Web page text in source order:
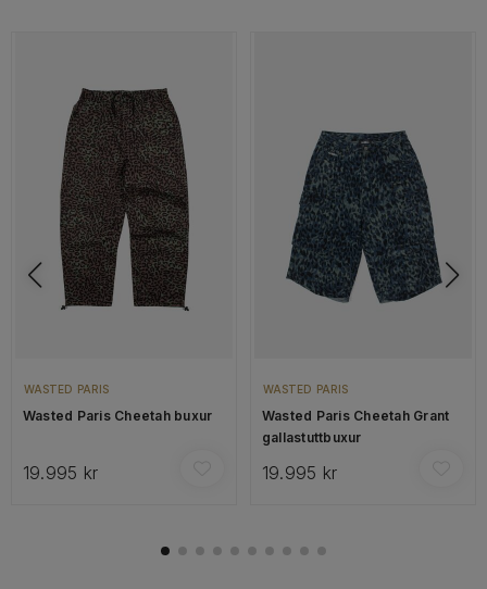
WASTED PARIS
Wasted Paris Cheetah buxur
19.995 kr
WASTED PARIS
Wasted Paris Cheetah Grant
gallastuttbuxur
19.995 kr